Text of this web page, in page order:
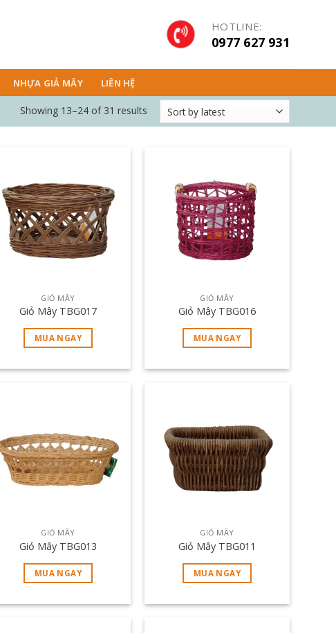
HOTLINE:
0977 627 931
NHỰA GIẢ MÂY LIÊN HỆ
Showing 13–24 of 31 results
GIỎ MÂY
Giỏ Mây TBG017
MUA NGAY
GIỎ MÂY
Giỏ Mây TBG016
MUA NGAY
GIỎ MÂY
Giỏ Mây TBG013
MUA NGAY
GIỎ MÂY
Giỏ Mây TBG011
MUA NGAY